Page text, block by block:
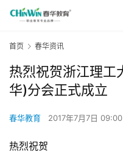
首页 春华资讯
热烈祝贺浙江理工
华)分会正式成立
春华教育 2017年7月7日 09:00
热烈祝贺